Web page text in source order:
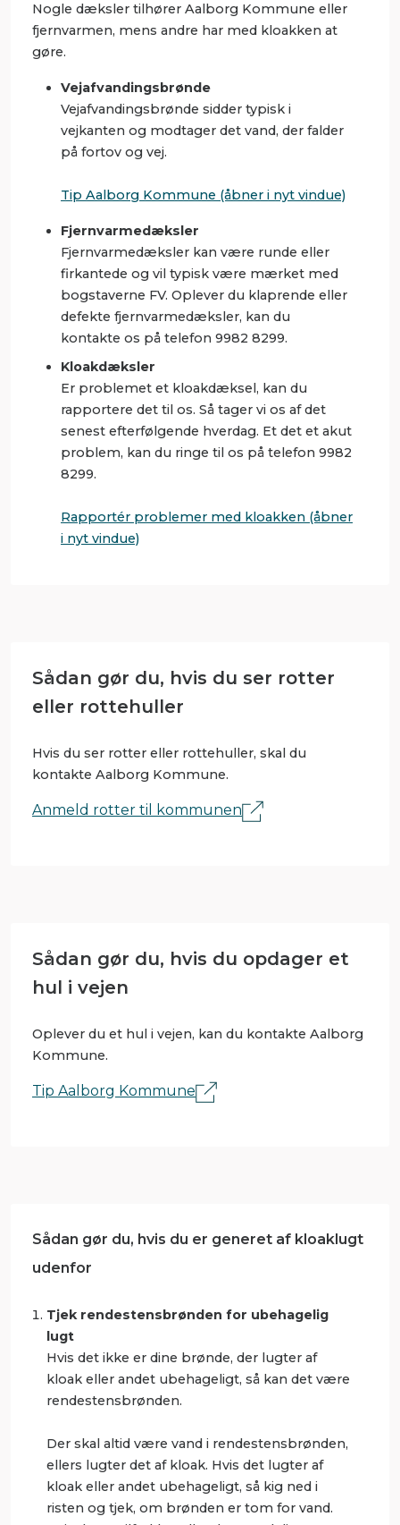
Nogle dæksler tilhører Aalborg Kommune eller
fjernvarmen, mens andre har med kloakken at
gøre.
Vejafvandingsbrønde
Vejafvandingsbrønde sidder typisk i
vejkanten og modtager det vand, der falder
på fortov og vej.
Tip Aalborg Kommune (åbner i nyt vindue)
Fjernvarmedæksler
Fjernvarmedæksler kan være runde eller
firkantede og vil typisk være mærket med
bogstaverne FV. Oplever du klaprende eller
defekte fjernvarmedæksler, kan du
kontakte os på telefon 9982 8299.
Kloakdæksler
Er problemet et kloakdæksel, kan du
rapportere det til os. Så tager vi os af det
senest efterfølgende hverdag. Et det et akut
problem, kan du ringe til os på telefon 9982
8299.
Rapportér problemer med kloakken (åbner
i nyt vindue)
Sådan gør du, hvis du ser rotter
eller rottehuller
Hvis du ser rotter eller rottehuller, skal du
kontakte Aalborg Kommune.
Anmeld rotter til kommunen
Sådan gør du, hvis du opdager et
hul i vejen
Oplever du et hul i vejen, kan du kontakte Aalborg
Kommune.
Tip Aalborg Kommune
Sådan gør du, hvis du er generet af kloaklugt
udenfor
Tjek rendestensbrønden for ubehagelig
lugt
Hvis det ikke er dine brønde, der lugter af
kloak eller andet ubehageligt, så kan det være
rendestensbrønden.
Der skal altid være vand i rendestensbrønden,
ellers lugter det af kloak. Hvis det lugter af
kloak eller andet ubehageligt, så kig ned i
risten og tjek, om brønden er tom for vand.